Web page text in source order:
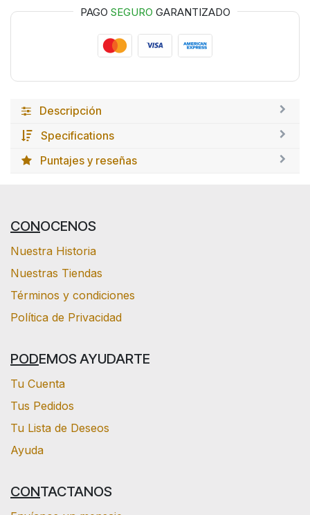
PAGO SEGURO GARANTIZADO
Descripción
Specifications
Puntajes y reseñas
CONOCENOS
Nuestra Historia
Nuestras Tiendas
Términos y condiciones
Política de Privacidad
PODEMOS AYUDARTE
Tu Cuenta
Tus Pedidos
Tu Lista de Deseos
Ayuda
CONTACTANOS